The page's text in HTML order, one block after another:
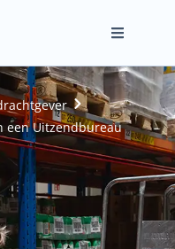
een Uitzendbureau